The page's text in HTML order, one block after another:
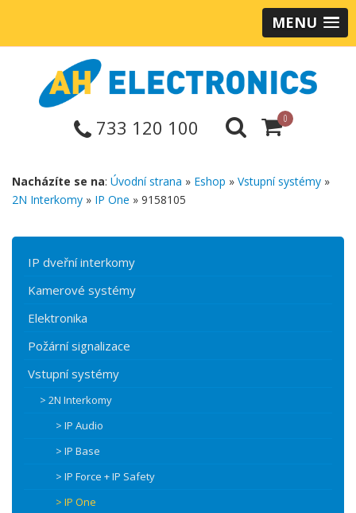
MENU
733 120 100 0
Nacházíte se na: Úvodní strana » Eshop » Vstupní systémy »
2N Interkomy » IP One » 9158105
IP dveřní interkomy
Kamerové systémy
Elektronika
Požární signalizace
Vstupní systémy
> 2N Interkomy
> IP Audio
> IP Base
> IP Force + IP Safety
> IP One